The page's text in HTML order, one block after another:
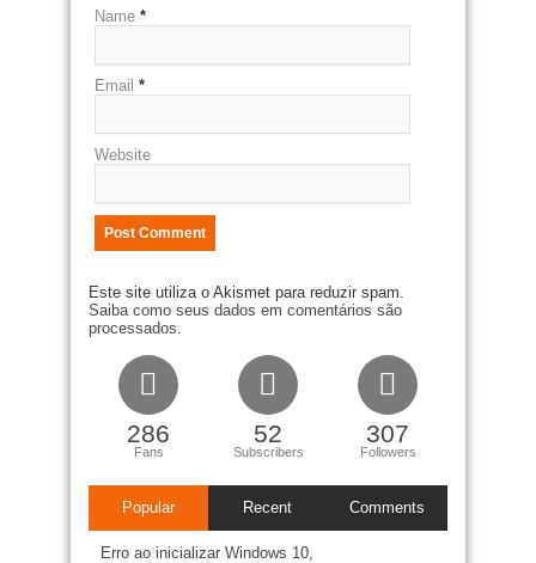
Name *
Email *
Website
Este site utiliza o Akismet para reduzir spam.
Saiba como seus dados em comentários são
processados.
286
Fans
52
Subscribers
307
Followers
Popular Recent Comments
Erro ao inicializar Windows 10,